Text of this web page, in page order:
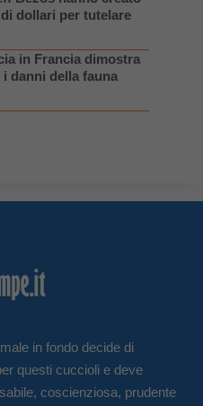
dollari per tutelare
in Francia dimostra
danni della fauna
in fondo decide di
questi cuccioli e deve
coscienziosa, prudente